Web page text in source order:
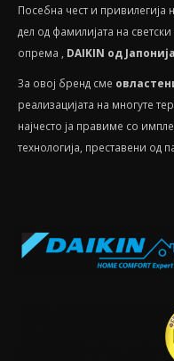
Посебнa чест и привилегија
дел од фамилијата на
опрема , DAIKIN од Јапонија
За овој бренд сме
реализацијата на многуте
најчесто ја правиме со
технологија, преставени од